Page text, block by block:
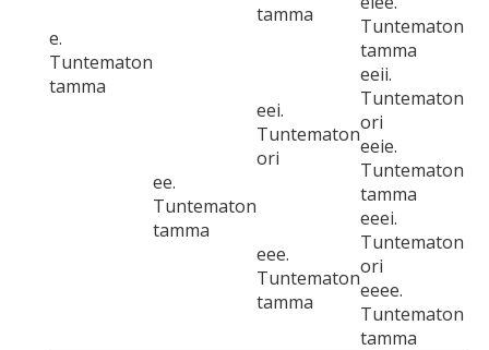
e.
Tuntematon
tamma
tamma
Tuntematon
tamma
ee.
Tuntematon
tamma
eei.
Tuntematon
ori
eeii.
Tuntematon
ori
eeie.
Tuntematon
tamma
eee.
Tuntematon
tamma
eeei.
Tuntematon
ori
eeee.
Tuntematon
tamma